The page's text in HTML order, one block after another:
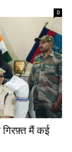
0
गिरफ़्त मैं कई